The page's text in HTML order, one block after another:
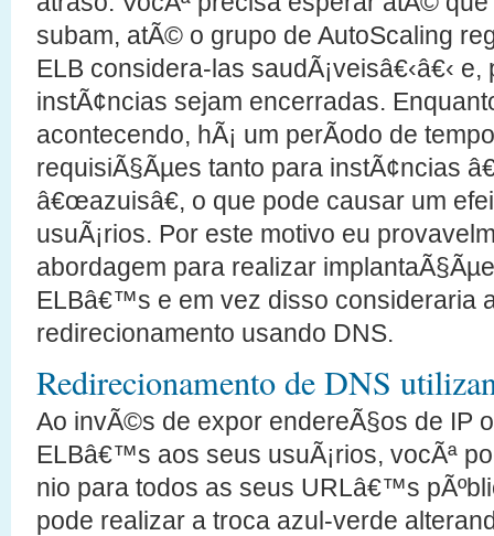
subam, atÃ© o grupo de AutoScaling
ELB considera-las saudÃ¡veisâ€‹â€‹
instÃ¢ncias sejam encerradas.
acontecendo, hÃ¡ um perÃ­odo de
requisiÃ§Ãµes tanto para instÃ¢ncias
â€œazuisâ€, o que pode causar um
usuÃ¡rios. Por este motivo eu
abordagem para realizar
ELBâ€™s e em vez disso consideraria
redirecionamento usando DNS.
Redirecionamento de DNS
Ao invÃ©s de expor endereÃ§os de IP
ELBâ€™s aos seus usuÃ¡rios, vocÃª
nio para todos as seus URLâ€™s
pode realizar a troca azul-verde